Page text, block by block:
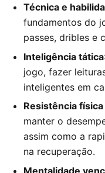
Técnica e
fundamentos do
passes, dribles e
Inteligência tática
jogo, fazer
inteligentes em
Resistência
manter o
assim como a
na recuperação.
Mentalidade